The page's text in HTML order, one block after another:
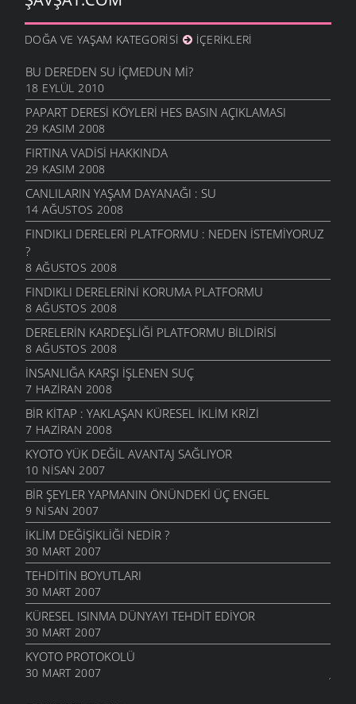
DOĞA VE YAŞAM KATEGORISI İÇERIKLERI
BU DEREDEN SU IÇMEDUN MI?
18 EYLÜL 2010
PAPART DERESI KÖYLERI HES BASIN AÇIKLAMASI
29 KASIM 2008
FIRTINA VADISI HAKKINDA
29 KASIM 2008
CANLILARIN YAŞAM DAYANAĞI : SU
14 AĞUSTOS 2008
FINDIKLI DERELERI PLATFORMU : NEDEN İSTEMIYORUZ
?
8 AĞUSTOS 2008
FINDIKLI DERELERINI KORUMA PLATFORMU
8 AĞUSTOS 2008
DERELERIN KARDEŞLIĞI PLATFORMU BILDIRISI
8 AĞUSTOS 2008
İNSANLIĞA KARŞI IŞLENEN SUÇ
7 HAZIRAN 2008
BIR KITAP : YAKLAŞAN KÜRESEL İKLIM KRIZI
7 HAZIRAN 2008
KYOTO YÜK DEĞIL AVANTAJ SAĞLIYOR
10 NISAN 2007
BIR ŞEYLER YAPMANIN ÖNÜNDEKI ÜÇ ENGEL
9 NISAN 2007
İKLIM DEĞIŞIKLIĞI NEDIR ?
30 MART 2007
TEHDITIN BOYUTLARI
30 MART 2007
KÜRESEL ISINMA DÜNYAYI TEHDIT EDIYOR
30 MART 2007
KYOTO PROTOKOLÜ
30 MART 2007